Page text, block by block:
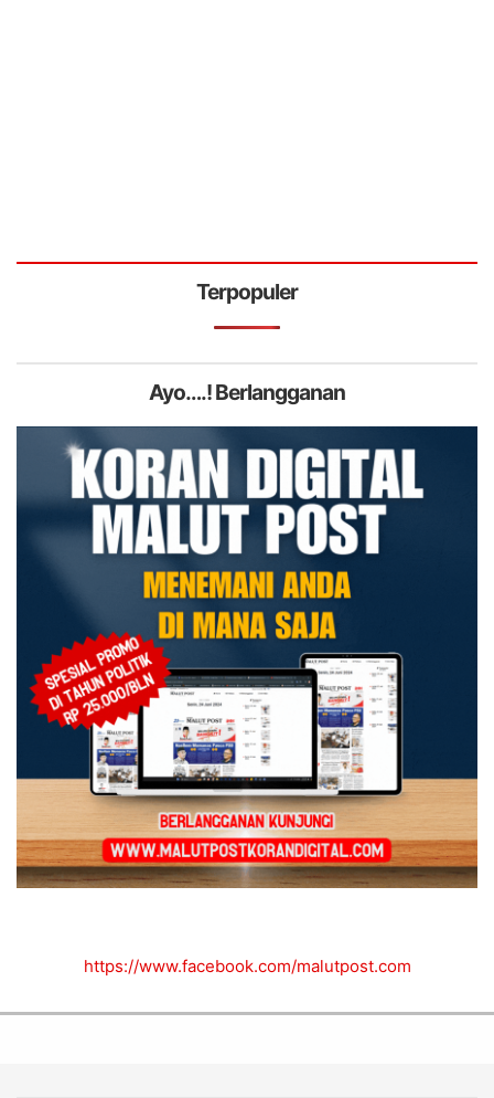
Terpopuler
Ayo….! Berlangganan
https://www.facebook.com/malutpost.com